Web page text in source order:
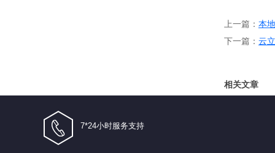
上一篇： 本
下一篇： 云
相关文章
7*24小时服务支持